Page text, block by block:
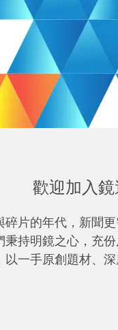
歡迎加入
碎片的年代，新聞
秉持明鏡之心，充
以一手原創題材、